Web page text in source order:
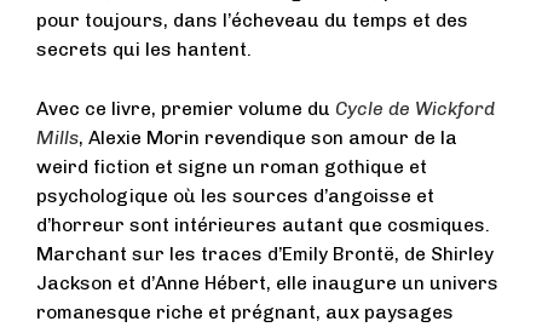
pour toujours, dans l’écheveau du temps et des
secrets qui les hantent.
Avec ce livre, premier volume du Cycle de Wickford
Mills, Alexie Morin revendique son amour de la
weird fiction et signe un roman gothique et
psychologique où les sources d’angoisse et
d’horreur sont intérieures autant que cosmiques.
Marchant sur les traces d’Emily Brontë, de Shirley
Jackson et d’Anne Hébert, elle inaugure un univers
romanesque riche et prégnant, aux paysages